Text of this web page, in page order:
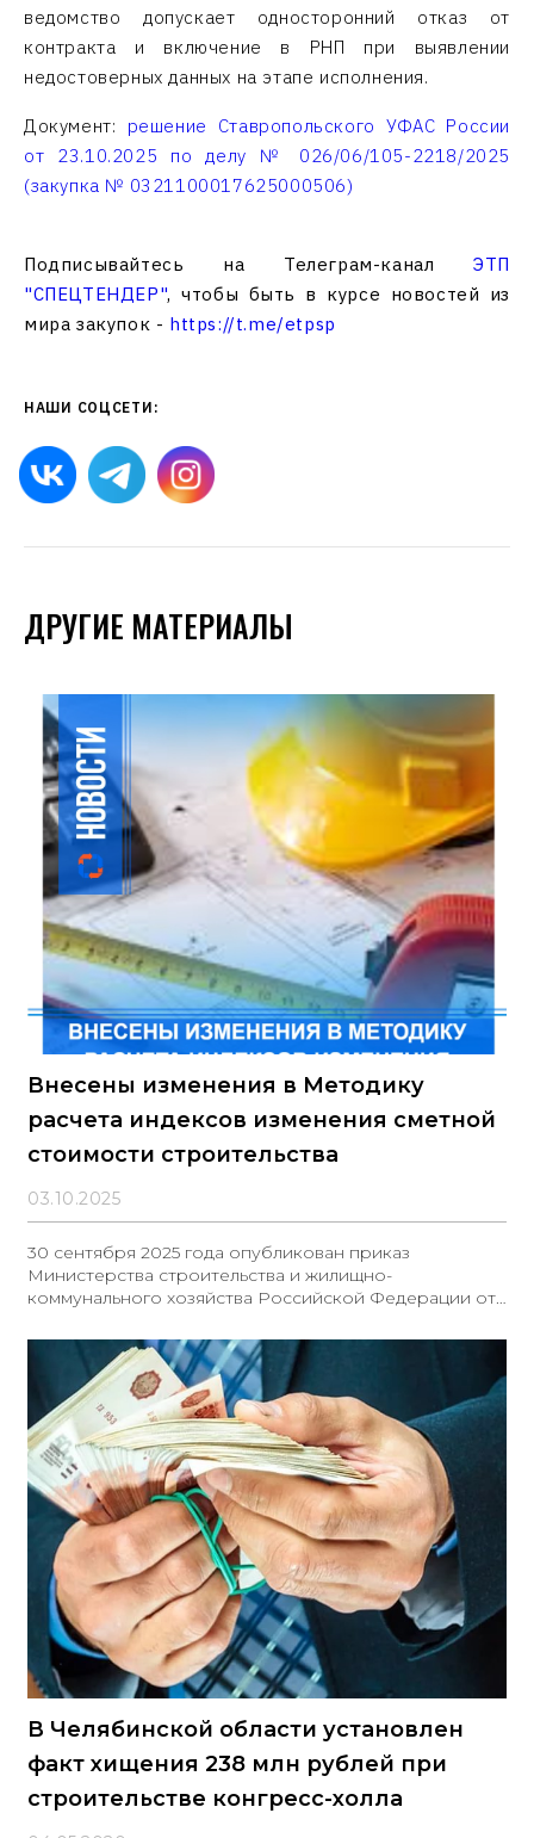
ведомство допускает односторонний отказ от
контракта и включение в РНП при выявлении
недостоверных данных на этапе исполнения.
Документ: решение Ставропольского УФАС России
от 23.10.2025 по делу № 026/06/105-2218/2025
(закупка № 0321100017625000506)
Подписывайтесь на Телеграм-каналЭТП
"СПЕЦТЕНДЕР", чтобы быть в курсе новостей из
мира закупок - https://t.me/etpsp
НАШИ СОЦСЕТИ:
ДРУГИЕ МАТЕРИАЛЫ
Внесены изменения в Методику
расчета индексов изменения сметной
стоимости строительства
03.10.2025
30 сентября 2025 года опубликован приказ
Министерства строительства и жилищно-
коммунального хозяйства Российской Федерации от
изменения в Методики расчета индексов изменения
сметной стоимости строительства, утвержденные
приказом Министерства строительства и жилищно-
коммунального хозяйства РФ от 5 июня 2019 года №
326/пр
В Челябинской области установлен
факт хищения 238 млн рублей при
строительстве конгресс-холла